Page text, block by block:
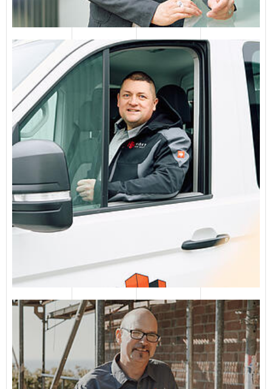
04651 82310
E-Mail senden
Sven Schulz
E-Mail senden
Karl-Wilhelm Harfert